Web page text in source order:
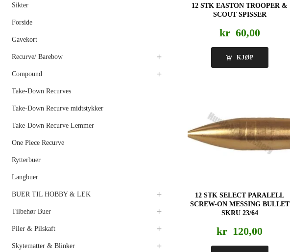
12 STK EASTON TROOPER &
SCOUT SPISSER
kr 60,00
KJØP
12 STK SELECT PARALELL
SCREW-ON MESSING BULLET
SKRU 23/64
kr 120,00
Sikter
Forside
Gavekort
Recurve/ Barebow
Compound
Take-Down Recurves
Take-Down Recurve midtstykker
Take-Down Recurve Lemmer
One Piece Recurve
Rytterbuer
Langbuer
BUER TIL HOBBY & LEK
Tilbehør Buer
Piler & Pilskaft
Skytematter & Blinker